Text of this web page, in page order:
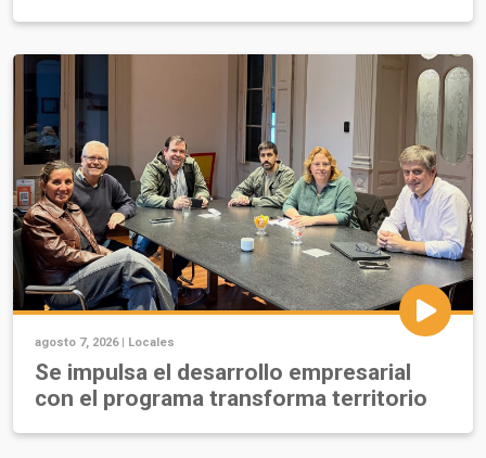
agosto 7, 2026 | Locales
Se impulsa el desarrollo empresarial
con el programa transforma territorio